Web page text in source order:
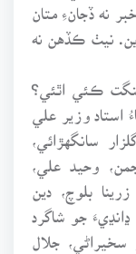
نه ڏجانءِ متان
نيٺ ڪڏهن نه
ڪئي اٿئي؟
استاد وزير علي
سانگهڙائي،
وحيد علي،
بلوچ، دين
جو شاگرد
جلال